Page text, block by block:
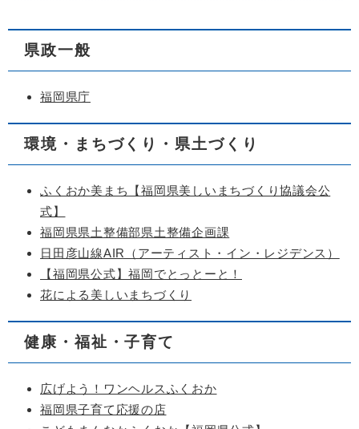
県政一般
福岡県庁
環境・まちづくり・県土づくり
ふくおか美まち【福岡県美しいまちづくり協議会公
式】
福岡県県土整備部県土整備企画課
日田彦山線AIR（アーティスト・イン・レジデンス）
【福岡県公式】福岡でとっとーと！
花による美しいまちづくり
健康・福祉・子育て
広げよう！ワンヘルスふくおか
福岡県子育て応援の店